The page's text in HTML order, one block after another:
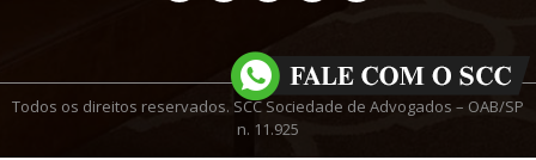
Todos os direitos reservados. SCC Sociedade de Advogados – OAB/SP
n. 11.925